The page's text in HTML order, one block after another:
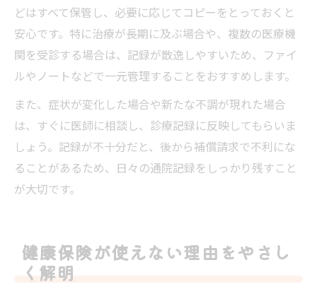
どはすべて保管し、必要に応じてコピーをとっておくと
安心です。特に治療が長期に及ぶ場合や、複数の医療機
関を受診する場合は、記録が散逸しやすいため、ファイ
ルやノートなどで一元管理することをおすすめします。
また、症状が変化した場合や新たな不調が現れた場合
は、すぐに医師に相談し、診療記録に反映してもらいま
しょう。記録が不十分だと、後から補償請求で不利にな
ることがあるため、日々の通院記録をしっかり残すこと
が大切です。
健康保険が使えない理由をやさし
く解明